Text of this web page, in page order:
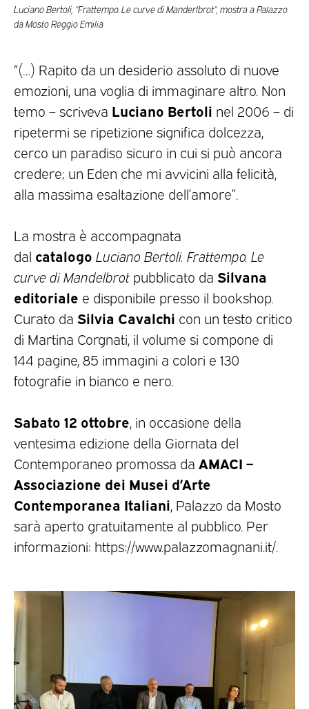
Luciano Bertoli, “Frattempo. Le curve di Manderlbrot“, mostra a Palazzo
da Mosto Reggio Emilia
“(…) Rapito da un desiderio assoluto di nuove
emozioni, una voglia di immaginare altro. Non
temo – scriveva Luciano Bertoli nel 2006 – di
ripetermi se ripetizione significa dolcezza,
cerco un paradiso sicuro in cui si può ancora
credere; un Eden che mi avvicini alla felicità,
alla massima esaltazione dell’amore”.
La mostra è accompagnata
dal catalogo Luciano Bertoli. Frattempo. Le
curve di Mandelbrotpubblicato da Silvana
editoriale e disponibile presso il bookshop.
Curato da Silvia Cavalchi con un testo critico
di Martina Corgnati, il volume si compone di
144 pagine, 85 immagini a colori e 130
fotografie in bianco e nero.
Sabato 12 ottobre , in occasione della
ventesima edizione della Giornata del
Contemporaneo promossa da AMACI –
Associazione dei Musei d’Arte
Contemporanea Italiani , Palazzo da Mosto
sarà aperto gratuitamente al pubblico. Per
informazioni: https://www.palazzomagnani.it/.